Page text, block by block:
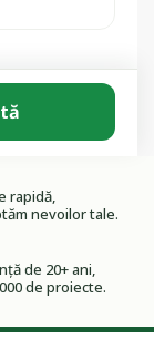
rapidă,
nevoilor tale.
de 20+ ani,
de proiecte.